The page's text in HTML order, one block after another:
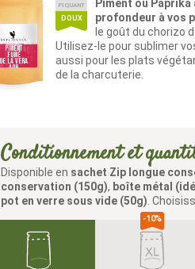
3
0
0
PIQUANT
DOUX
Piment ou
profondeur à vos
le goût du chorizo
Utilisez-le pour sublimer
aussi pour les plats
de la charcuterie.
Conditionnement et
Disponible en sachet Zip longue
conservation (150g), boîte métal
pot en verre sous vide (50g).